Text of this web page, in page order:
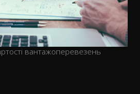
вантажоперевезень